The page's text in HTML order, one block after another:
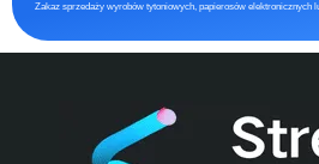
Zakaz sprzedaży wyrobów tytoniowych, papierosów elektronicznych